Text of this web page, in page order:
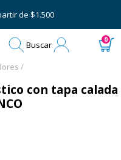
de $1.500
Buscar 0
/
con tapa calada